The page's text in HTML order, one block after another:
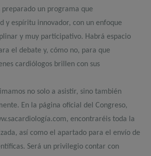
preparado un programa que
y espíritu innovador, con un enfoque
y muy participativo. Habrá espacio
el debate y, cómo no, para que
cardiólogos brillen con sus
no solo a asistir, sino también
En la página oficial del Congreso,
encontraréis toda la
así como el apartado para el envío de
Será un privilegio contar con